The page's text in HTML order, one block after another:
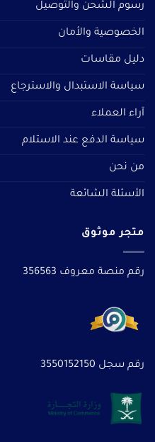
رسوم الشحن والتوصيل
الخصوصية والأمان
دليل مقاسات
سياسة الاستبدال والاسترجاع
آراء العملاء
سياسة الدفع عند الاستلام
من نحن
الأسئلة الشائعة
متجر موثوق
رقم منصة معروف 356563
رقم سجل 3550152150